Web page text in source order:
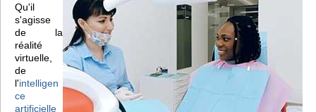
Qu'il
s'agisse
de la
réalité
virtuelle,
de
l'intelligen
ce
artificielle